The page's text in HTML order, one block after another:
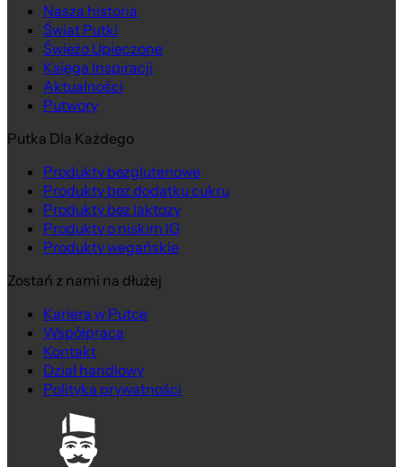
Nasza historia
Świat Putki
Świeżo Upieczone
Księga Inspiracji
Aktualności
Putwory
Putka Dla Każdego
Produkty bezglutenowe
Produkty bez dodatku cukru
Produkty bez laktozy
Produkty o niskim IG
Produkty wegańskie
Zostań z nami na dłużej
Kariera w Putce
Współpraca
Kontakt
Dział handlowy
Polityka prywatności